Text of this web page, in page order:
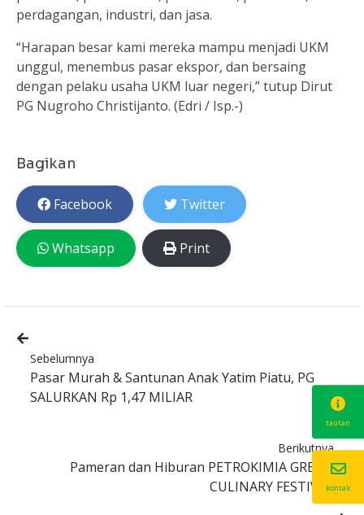
perdagangan, industri, dan jasa.
“Harapan besar kami mereka mampu menjadi UKM
unggul, menembus pasar ekspor, dan bersaing
dengan pelaku usaha UKM luar negeri,” tutup Dirut
PG Nugroho Christijanto. (Edri / Isp.-)
Bagikan
Facebook Twitter
Whatsapp Print
Sebelumnya
Pasar Murah & Santunan Anak Yatim Piatu, PG
SALURKAN Rp 1,47 MILIAR
Berikutnya
Pameran dan Hiburan PETROKIMIA GRESIK
CULINARY FESTIVAL
tautan
kontak